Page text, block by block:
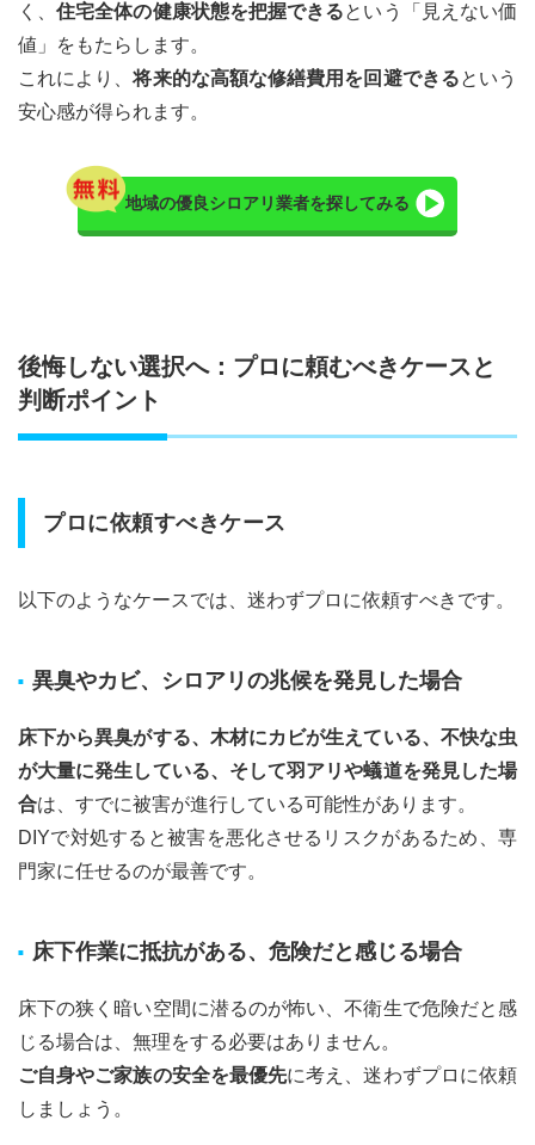
く、住宅全体の健康状態を把握できるという「見えない価
値」をもたらします。
これにより、将来的な高額な修繕費用を回避できるという
安心感が得られます。
地域の優良シロアリ業者を探してみる
後悔しない選択へ：プロに頼むべきケースと
判断ポイント
プロに依頼すべきケース
以下のようなケースでは、迷わずプロに依頼すべきです。
異臭やカビ、シロアリの兆候を発見した場合
床下から異臭がする、木材にカビが生えている、不快な虫
が大量に発生している、そして羽アリや蟻道を発見した場
合は、すでに被害が進行している可能性があります。
DIYで対処すると被害を悪化させるリスクがあるため、専
門家に任せるのが最善です。
床下作業に抵抗がある、危険だと感じる場合
床下の狭く暗い空間に潜るのが怖い、不衛生で危険だと感
じる場合は、無理をする必要はありません。
ご自身やご家族の安全を最優先に考え、迷わずプロに依頼
しましょう。